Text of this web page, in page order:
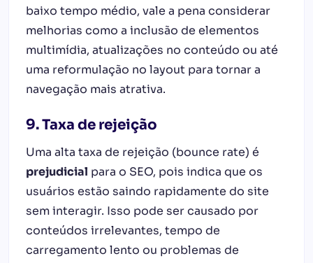
baixo tempo médio, vale a pena considerar
melhorias como a inclusão de elementos
multimídia, atualizações no conteúdo ou até
uma reformulação no layout para tornar a
navegação mais atrativa.
9. Taxa de rejeição
Uma alta taxa de rejeição (bounce rate) é
prejudicial para o SEO, pois indica que os
usuários estão saindo rapidamente do site
sem interagir. Isso pode ser causado por
conteúdos irrelevantes, tempo de
carregamento lento ou problemas de